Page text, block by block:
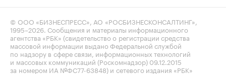
© ООО «БИЗНЕСПРЕСС», АО «РОСБИЗНЕСКОНСАЛТИНГ»,
1995–2026. Сообщения и материалы информационного
агентства «РБК» (свидетельство о регистрации средства
массовой информации выдано Федеральной службой
по надзору в сфере связи, информационных технологий
и массовых коммуникаций (Роскомнадзор) 09.12.2015
за номером ИА №ФС77-63848) и сетевого издания «РБК»